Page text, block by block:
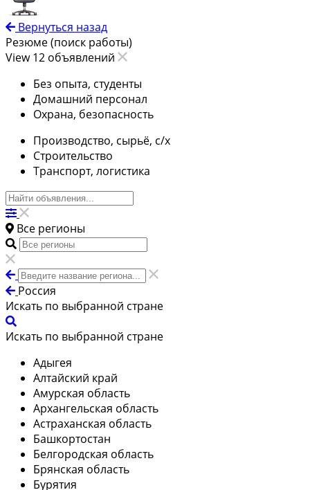
Вернуться назад
Резюме (поиск работы)
View 12 объявлений
Без опыта, студенты
Домашний персонал
Охрана, безопасность
Производство, сырьё, с/х
Строительство
Транспорт, логистика
Все регионы
Россия
Искать по выбранной стране
Искать по выбранной стране
Адыгея
Алтайский край
Амурская область
Архангельская область
Астраханская область
Башкортостан
Белгородская область
Брянская область
Бурятия